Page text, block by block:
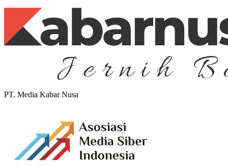
PT. Media Kabar Nusa